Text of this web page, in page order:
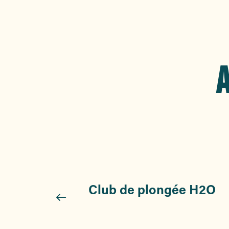
Club de plongée H2O